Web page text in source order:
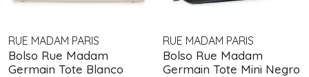
RUE MADAM PARIS
Bolso Rue Madam
Germain Tote Blanco
RUE MADAM PARIS
Bolso Rue Madam
Germain Tote Mini Negro